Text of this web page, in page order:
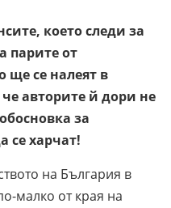
което следи за
парите от
се налеят в
авторите й дори не
за
се харчат!
на България в
малко от края на